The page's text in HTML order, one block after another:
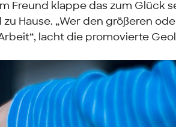
Freund klappe das zum Glück
Hause. „Wer den größeren
lacht die promovierte